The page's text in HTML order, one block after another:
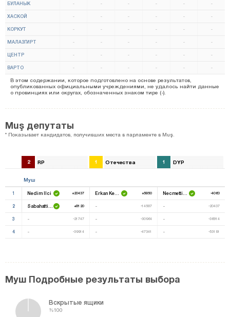
БУЛАНЫК - - - - - -
ХАСКОЙ - - - - - -
КОРКУТ - - - - - -
МАЛАЗГИРТ - - - - - -
ЦЕНТР - - - - - -
ВАРТО - - - - - -
В этом содержании, которое подготовлено на основе результатов,
опубликованных официальными учреждениями, не удалось найти данные
о провинциях или округах, обозначенных знаком тире (-).
Muş депутаты
* Показывает кандидатов, получивших места в парламенте в Muş.
2 RP 1 Отечества 1 DYP
Муш
1 Nedim Ilci +20437 +5850 -4060
2 +8120 - -14587 - -20437
3 - -21747 - -30964 - -36814
4 - -39914 - -47341 - -53191
Муш Подробные результаты выбора
Вскрытые ящики
%100